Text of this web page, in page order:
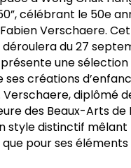
célébrant le 50e
Verschaere.
déroulera du 27
une sélection
créations
diplômé
des Beaux-Arts de
style distinctif mêlant
pour ses éléments